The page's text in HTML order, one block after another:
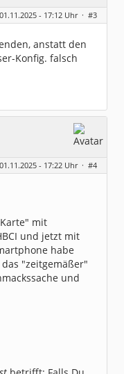
01.11.2025 - 17:12 Uhr · #3
anstatt den
Konfig. falsch
01.11.2025 - 17:22 Uhr · #4
mit
und jetzt mit
habe
"zeitgemäßer"
und